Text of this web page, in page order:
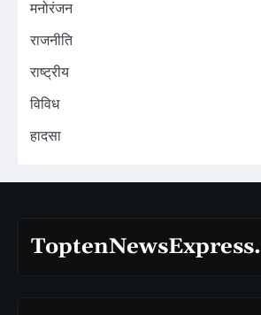
मनोरंजन
राजनीति
राष्ट्रीय
विविध
हादसा
ToptenNewsExpress.